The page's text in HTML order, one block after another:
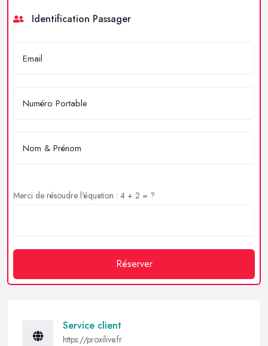
Identification Passager
Merci de résoudre l'équation : 4 + 2 = ?
Réserver
Service client
https://proxilive.fr